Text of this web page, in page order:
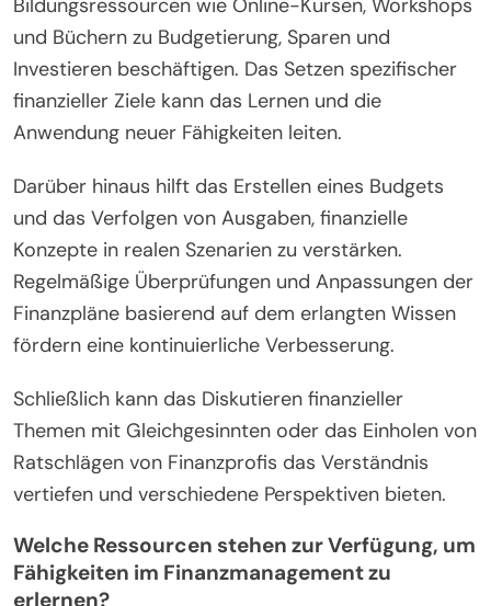
praktische Schritte, die das Verständnis und das
Management persönlicher Finanzen verbessern.
Einzelpersonen können damit beginnen, ihr
aktuelles finanzielles Wissen durch
Selbstbewertungstools zu bewerten.
Als Nächstes sollten sie sich mit
Bildungsressourcen wie Online-Kursen, Workshops
und Büchern zu Budgetierung, Sparen und
Investieren beschäftigen. Das Setzen spezifischer
finanzieller Ziele kann das Lernen und die
Anwendung neuer Fähigkeiten leiten.
Darüber hinaus hilft das Erstellen eines Budgets
und das Verfolgen von Ausgaben, finanzielle
Konzepte in realen Szenarien zu verstärken.
Regelmäßige Überprüfungen und Anpassungen der
Finanzpläne basierend auf dem erlangten Wissen
fördern eine kontinuierliche Verbesserung.